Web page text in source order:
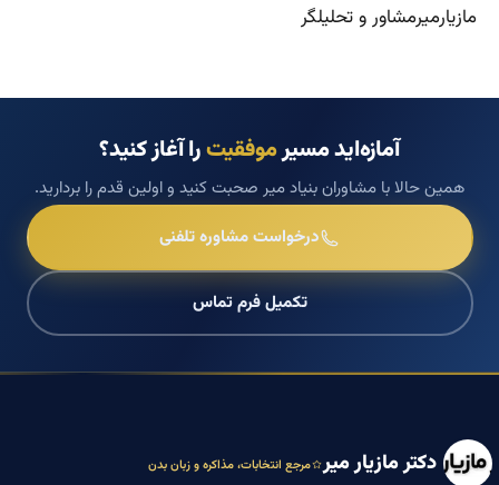
مازیارمیرمشاور و تحلیلگر
آمازه‌اید مسیرموفقیترا آغاز کنید؟
همین حالا با مشاوران بنیاد میر صحبت کنید و اولین قدم را بردارید.
درخواست مشاوره تلفنی
تکمیل فرم تماس
دکتر مازیار میر مرجع انتخابات، مذاکره و زبان بدن